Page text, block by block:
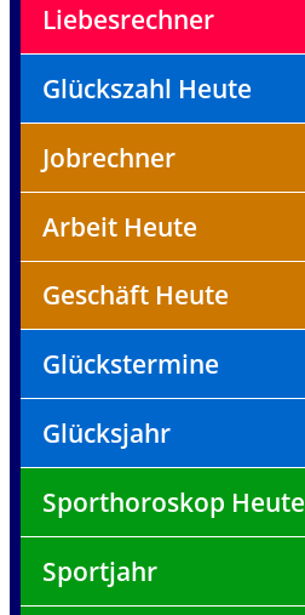
Liebesrechner
Glückszahl Heute
Jobrechner
Arbeit Heute
Geschäft Heute
Glückstermine
Glücksjahr
Sporthoroskop Heute
Sportjahr